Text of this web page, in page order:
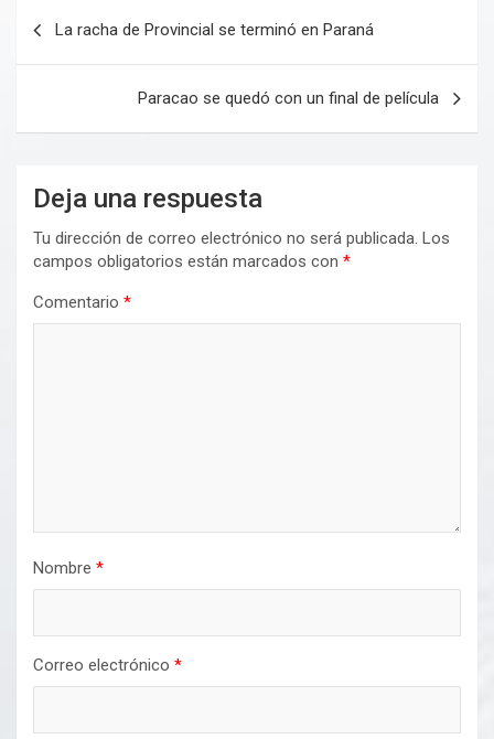
La racha de Provincial se terminó en Paraná
Paracao se quedó con un final de película
Deja una respuesta
Tu dirección de correo electrónico no será publicada. Los
campos obligatorios están marcados con *
Comentario *
Nombre *
Correo electrónico *